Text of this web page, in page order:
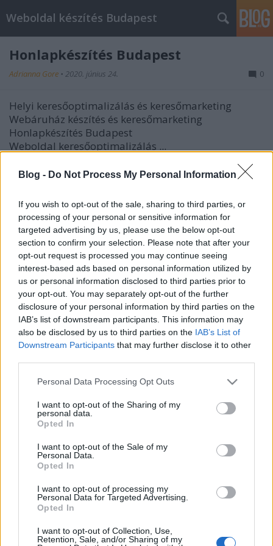
Blog - Do Not Process My Personal Information
If you wish to opt-out of the sale, sharing to third parties, or
processing of your personal or sensitive information for
targeted advertising by us, please use the below opt-out
section to confirm your selection. Please note that after your
opt-out request is processed you may continue seeing
interest-based ads based on personal information utilized by
us or personal information disclosed to third parties prior to
your opt-out. You may separately opt-out of the further
disclosure of your personal information by third parties on the
IAB’s list of downstream participants. This information may
also be disclosed by us to third parties on the IAB’s List of
Downstream Participants that may further disclose it to other
Please note that this website/app uses one or more Google
not limited to your visit or usage behaviour. You may click to
grant or deny consent to Google and its third-party tags to
use your data for below specified purposes in below Google
consent section.
Personal Data Processing Opt Outs
I want to opt-out of the Sharing of my
personal data.
Opted In
I want to opt-out of the Sale of my
Personal Data.
Opted In
I want to opt-out of processing my
Personal Data for Targeted Advertising.
Opted In
I want to opt-out of Collection, Use,
Retention, Sale, and/or Sharing of my
Weboldal készítés Budapest
Honlapkészítés Budapest
Adrianna Gore • 2020. június 24. 0
Helyi keresőoptimalizálás és keresőmarketing
Webáruház készítés és keresőmarketing
Honlapkészítés Budapest
Weboldal keresőoptimalizálás ...
Webáruház marketing Budapest
Webáruház marketing Budapest
Reklámmentes honlapkészítés Webáruház
marketing Budapest
Korlátlan webtárhely méret.
( Csak a weboldal weblaphoz ...
Honlap optimalizálás -
keresőoptimalizálás - weboldal SEO
Adrianna Gore•2019. augusztus 31.
Honlapkészítés
Kérdése lenne? Hívjon minket : Slezsák Ádám
+36704327071
Weboldal készítés
Keresőoptimalizálás
Webáruház készítés
Weboldal ...
Adrianna Gore•2019. augusztus 16.